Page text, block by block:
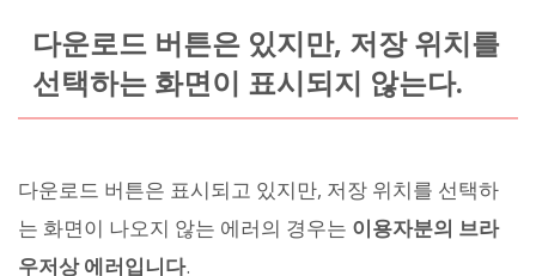
다운로드 버튼은 있지만, 저장 위치를
선택하는 화면이 표시되지 않는다.
다운로드 버튼은 표시되고 있지만, 저장 위치를 선택하
는 화면이 나오지 않는 에러의 경우는 이용자분의 브라
우저상 에러입니다.